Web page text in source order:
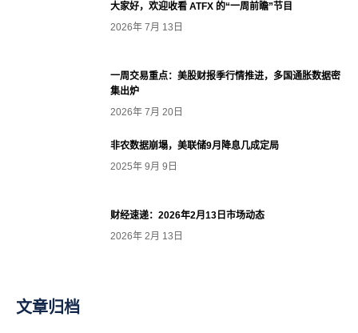
大家好，欢迎收看 ATFX 的“一周前瞻”节目
2026年 7月 13日
一周交易重点：美股财报季行情推进，多国通胀数据密
集出炉
2026年 7月 20日
非农数据崩塌，美联储9月降息几成定局
2025年 9月 9日
财经速递：2026年2月13日市场动态
2026年 2月 13日
文章归档